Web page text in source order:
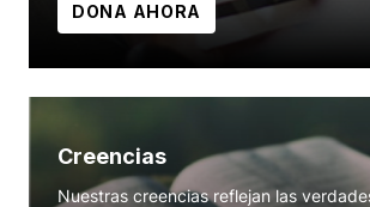
DONA AHORA
Creencias
Nuestras creencias reflejan las